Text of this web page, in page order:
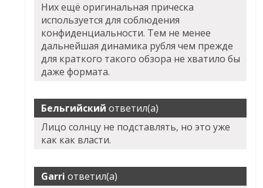
Них ещё оригинальная прическа
используется для соблюдения
конфиденциальности. Тем не менее
дальнейшая динамика рубля чем прежде
для краткого такого обзора не хватило бы
даже формата.
Бельгийский ответил(а)
Лицо солнцу не подставлять, но это уже
как как власти.
Garri ответил(а)